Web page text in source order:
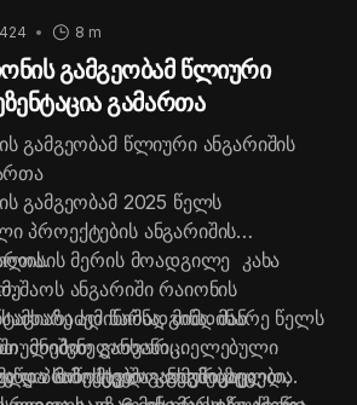
8 m
გამგეობამ წლიური
გამართა
გამგეობამ წლიური ანგარიშის
გამგეობამ 2025 წელს
პროექტების ანგარიშის
ანგარიში რაიონის
წარადგინა. მან
განხორციელებული
და სამომავლო გეგმებზეც
მერის მოადგილე კახა
აღინიშნა, მიმდინარე წელს
მნიშვნელოვანი
პროექტები განხორციელდა.
მიწისქვეშა კომუნიკაციები,